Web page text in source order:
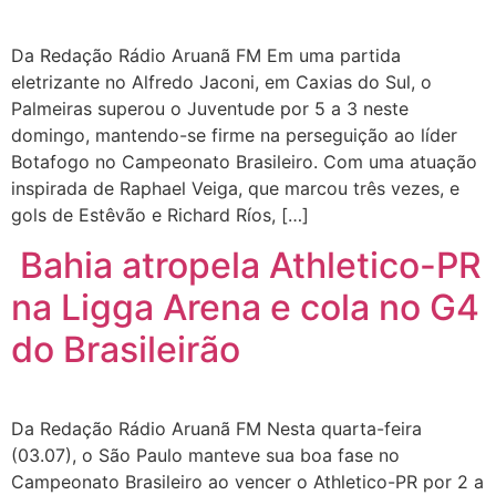
Da Redação Rádio Aruanã FM Em uma partida
eletrizante no Alfredo Jaconi, em Caxias do Sul, o
Palmeiras superou o Juventude por 5 a 3 neste
domingo, mantendo-se firme na perseguição ao líder
Botafogo no Campeonato Brasileiro. Com uma atuação
inspirada de Raphael Veiga, que marcou três vezes, e
gols de Estêvão e Richard Ríos, […]
Bahia atropela Athletico-PR
na Ligga Arena e cola no G4
do Brasileirão
Da Redação Rádio Aruanã FM Nesta quarta-feira
(03.07), o São Paulo manteve sua boa fase no
Campeonato Brasileiro ao vencer o Athletico-PR por 2 a